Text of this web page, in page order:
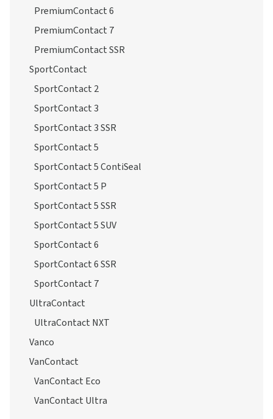
PremiumContact 6
PremiumContact 7
PremiumContact SSR
SportContact
SportContact 2
SportContact 3
SportContact 3 SSR
SportContact 5
SportContact 5 ContiSeal
SportContact 5 P
SportContact 5 SSR
SportContact 5 SUV
SportContact 6
SportContact 6 SSR
SportContact 7
UltraContact
UltraContact NXT
Vanco
VanContact
VanContact Eco
VanContact Ultra